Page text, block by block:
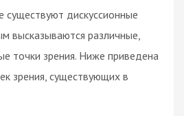
существуют дискуссионные
высказываются различные,
точки зрения. Ниже приведена
зрения, существующих в